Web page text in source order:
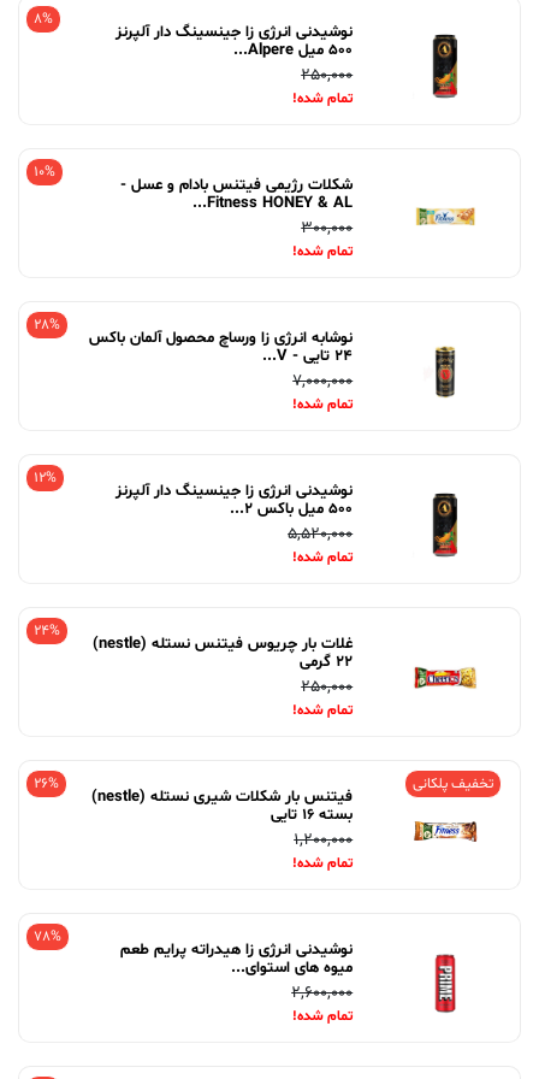
8%
نوشیدنی انرژی زا جینسینگ دار آلپرنز
500 میل Alpere...
250,000
تمام شده!
10%
شکلات رژیمی فیتنس بادام و عسل -
Fitness HONEY & AL...
300,000
تمام شده!
28%
نوشابه انرژی زا ورساچ محصول آلمان باکس
24 تایی - V...
7,000,000
تمام شده!
12%
نوشیدنی انرژی زا جینسینگ دار آلپرنز
500 میل باکس 2...
5,520,000
تمام شده!
24%
غلات بار چریوس فیتنس نستله (nestle)
22 گرمی
250,000
تمام شده!
تخفیف پلکانی 26%
فیتنس بار شکلات شیری نستله (nestle)
بسته 16 تایی
1,200,000
تمام شده!
78%
نوشیدنی انرژی زا هیدراته پرایم طعم
میوه های استوای...
2,600,000
تمام شده!